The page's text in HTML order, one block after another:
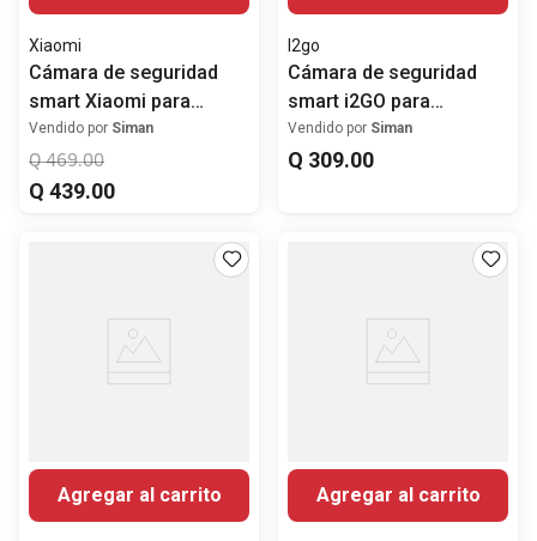
Xiaomi
Cámara de seguridad
smart Xiaomi para
interiores 2K C400 360°
Vendido por Siman
Q 469.00
Q 439.00
I2go
Cámara de seguridad
smart i2GO para
interiores 360° FHD
Vendido por Siman
Q 309.00
Agregar al carrito Agregar al carrito